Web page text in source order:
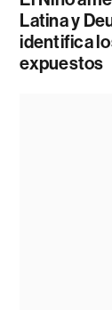
Latina y
identifica
expuestos